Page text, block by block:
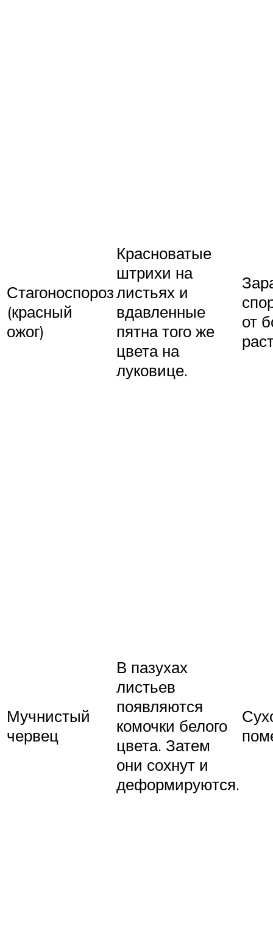
Стагоноспороз
(красный
ожог)
Красноватые
штрихи на
листьях и
вдавленные
пятна того же
цвета на
луковице.
от
Мучнистый
червец
В пазухах
листьев
появляются
комочки белого
цвета. Затем
они сохнут и
деформируются.